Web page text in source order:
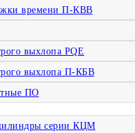
времени П-КВВ
выхлопа PQE
выхлопа П-КБВ
ПО
серии КЦМ